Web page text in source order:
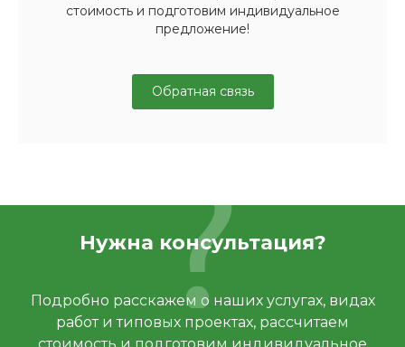
стоимость и подготовим индивидуальное
предложение!
Обратная связь
Нужна консультация?
Подробно расскажем о наших услугах, видах
работ и типовых проектах, рассчитаем